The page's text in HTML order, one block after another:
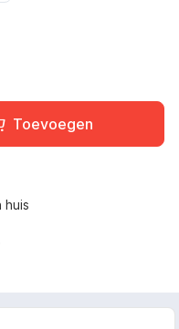
Toevoegen
huis